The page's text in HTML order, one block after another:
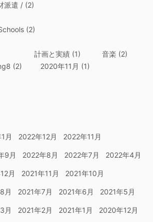
派遣 /(2)
(2)
(2)
計画と実績(1)
2020年11月 (1)
音楽 (2)
月 2022年12月 2022年11月
9月 2022年8月 2022年7月 2022年4月
月 2021年11月 2021年10月
月 2021年7月 2021年6月 2021年5月
月 2021年2月 2021年1月 2020年12月